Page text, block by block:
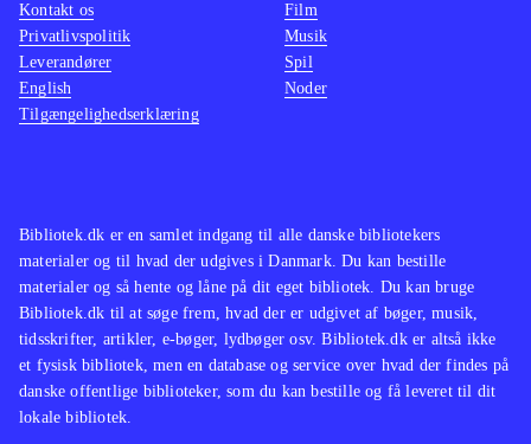
Bibliotek.dk er en samlet indgang til alle danske bibliotekers
materialer og til hvad der udgives i Danmark. Du kan bestille
materialer og så hente og låne på dit eget bibliotek. Du kan bruge
Bibliotek.dk til at søge frem, hvad der er udgivet af bøger, musik,
tidsskrifter, artikler, e-bøger, lydbøger osv. Bibliotek.dk er altså ikke
et fysisk bibliotek, men en database og service over hvad der findes på
danske offentlige biblioteker, som du kan bestille og få leveret til dit
lokale bibliotek.
Kontakt os
Privatlivspolitik
Leverandører
English
Tilgængelighedserklæring
Film
Musik
Spil
Noder